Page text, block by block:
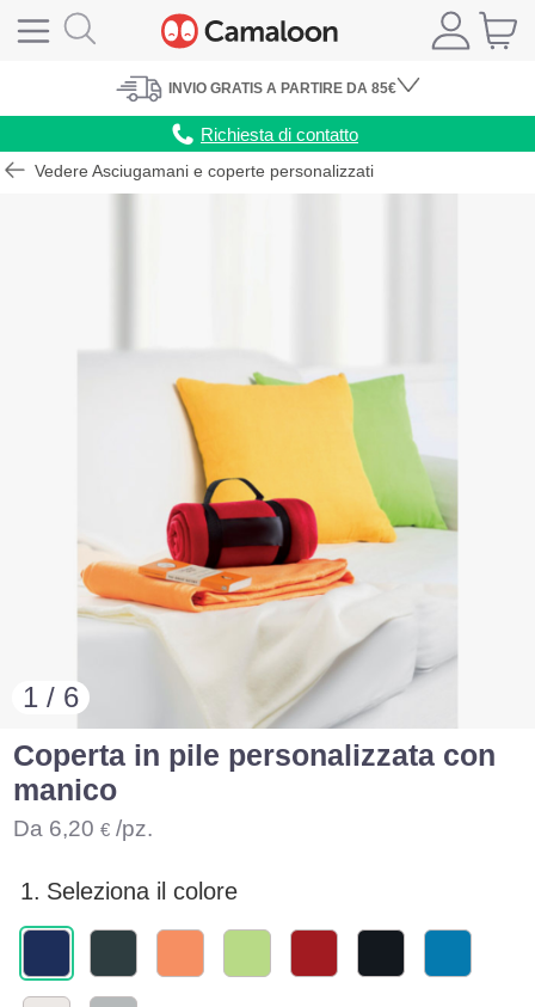
INVIO GRATIS A PARTIRE DA 85€
Richiesta di contatto
Vedere Asciugamani e coperte personalizzati
1 / 6
Coperta in pile personalizzata con
manico
Da 6,20 € /pz.
1. Seleziona il colore